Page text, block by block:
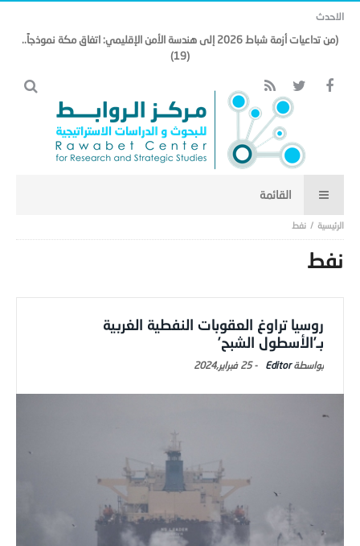
الاحدث
(من تداعيات أزمة شباط 2026 إلى هندسة الأمن الإقليمي: اتفاق مكة نموذجاً..
(19)
نفط
نفط
روسيا تراوغ العقوبات النفطية الغربية
بـ’الأسطول الشبح’
Editor
-25 فبراير,2024